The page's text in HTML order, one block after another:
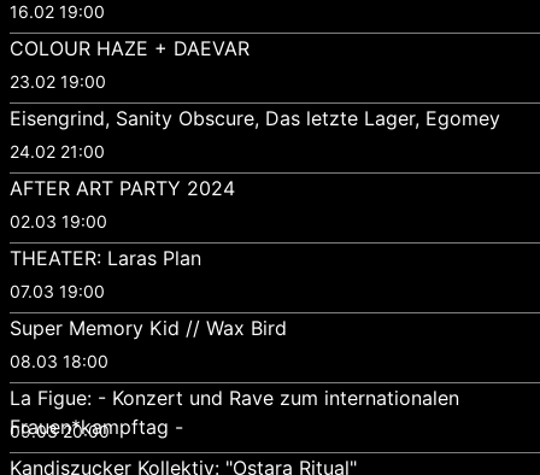
16.02 19:00
COLOUR HAZE + DAEVAR
23.02 19:00
Eisengrind, Sanity Obscure, Das letzte Lager, Egomey
24.02 21:00
AFTER ART PARTY 2024
02.03 19:00
THEATER: Laras Plan
07.03 19:00
Super Memory Kid // Wax Bird
08.03 18:00
La Figue: - Konzert und Rave zum internationalen
Frauen*kampftag -
09.03 20:00
Kandiszucker Kollektiv: "Ostara Ritual"